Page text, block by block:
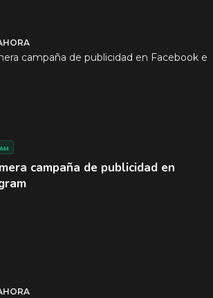
campaña de publicidad en